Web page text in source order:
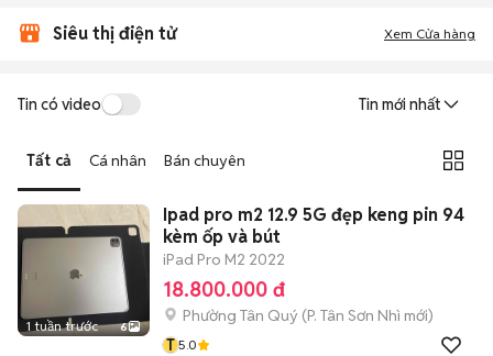
Siêu thị điện tử Xem Cửa hàng
Tin có video Tin mới nhất
Tất cả Cá nhân Bán chuyên
1 tuần trước 6
Ipad pro m2 12.9 5G đẹp keng pin 94
kèm ốp và bút
iPad Pro M2 2022
18.800.000 đ
Phường Tân Quý (P. Tân Sơn Nhì mới)
T 5.0